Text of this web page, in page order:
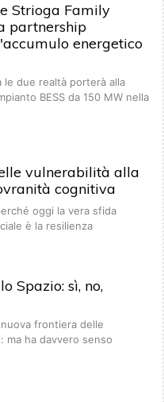
Strioga Family
partnership
energetico
le due realtà porterà alla
BESS da 150 MW nella
vulnerabilità alla
cognitiva
oggi la vera sfida
è la resilienza
Spazio: sì, no,
frontiera delle
ma ha davvero senso